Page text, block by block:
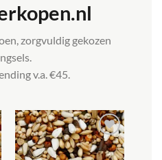
zorgvuldig gekozen
v.a. €45.
Toevoegen
aan